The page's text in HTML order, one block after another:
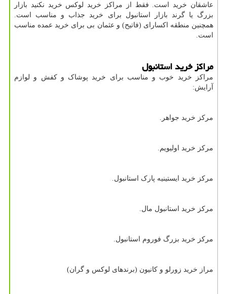
عاشقان خرید است. فقط از مراکز خرید لوکس خرید نکنید بازار
بزرگ یا گرند بازار استانبول برای خرید جذاب و مناسب است.
همچنین منطقه اکسارای (فاتیح) و عثمان بی برای خرید عمده مناسب
است.
مراکز خرید استانبول
مراکز خرید خوب و مناسب برای خرید پوشاک و کفش و لوازم
آرایش:
مرکز خرید جواهر.
مرکز خرید اولیویم.
مرکز خرید ایستینیه پارک استانبول.
مرکز خرید استانبول مال.
مرکز خرید بزرگ فوروم استانبول.
مراز خرید زورلو و کانیون (برندهای لوکس و گران)